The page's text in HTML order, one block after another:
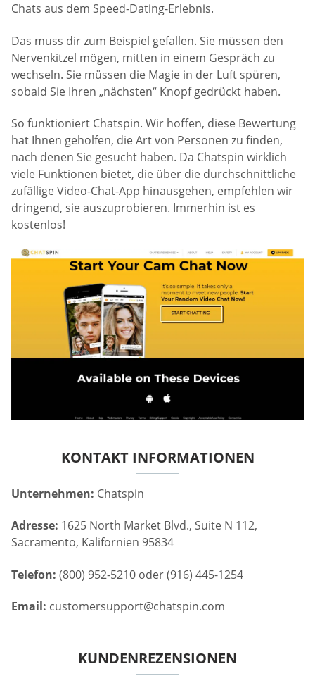
Chats aus dem Speed-Dating-Erlebnis.
Das muss dir zum Beispiel gefallen. Sie müssen den
Nervenkitzel mögen, mitten in einem Gespräch zu
wechseln. Sie müssen die Magie in der Luft spüren,
sobald Sie Ihren „nächsten“ Knopf gedrückt haben.
So funktioniert Chatspin. Wir hoffen, diese Bewertung
hat Ihnen geholfen, die Art von Personen zu finden,
nach denen Sie gesucht haben. Da Chatspin wirklich
viele Funktionen bietet, die über die durchschnittliche
zufällige Video-Chat-App hinausgehen, empfehlen wir
dringend, sie auszuprobieren. Immerhin ist es
kostenlos!
KONTAKT INFORMATIONEN
Unternehmen: Chatspin
Adresse: 1625 North Market Blvd., Suite N 112,
Sacramento, Kalifornien 95834
Telefon: (800) 952-5210 oder (916) 445-1254
Email: customersupport@chatspin.com
KUNDENREZENSIONEN